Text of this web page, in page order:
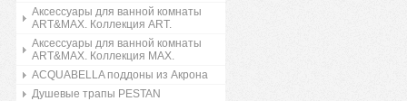
Аксессуары для ванной комнаты
ART&MAX. Коллекция ART.
Аксессуары для ванной комнаты
ART&MAX. Коллекция MAX.
ACQUABELLA поддоны из Акрона
Душевые трапы PESTAN